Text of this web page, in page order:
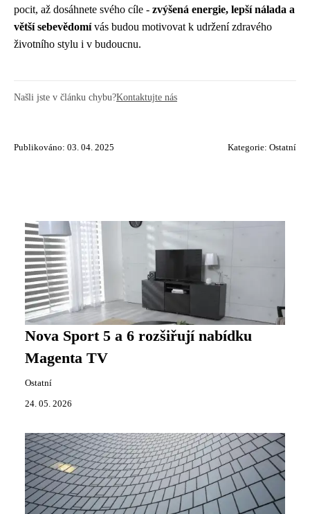
pocit, až dosáhnete svého cíle - zvýšená energie, lepší nálada a
větší sebevědomívás budou motivovat k udržení zdravého
životního stylu i v budoucnu.
Našli jste v článku chybu?Kontaktujte nás
Publikováno: 03. 04. 2025 Kategorie: Ostatní
Nova Sport 5 a 6 rozšiřují nabídku
Magenta TV
Ostatní
24. 05. 2026